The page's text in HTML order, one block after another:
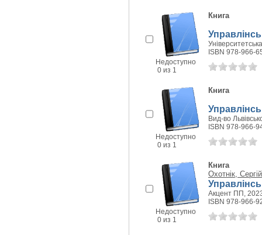
Недоступно
0 из 1
Книга
ISBN 978-966-
Недоступно
0 из 1
Книга
Вид-во
ISBN 978-966-
Недоступно
0 из 1
Книга
Охотнік,
Акцент ПП,
ISBN 978-966-